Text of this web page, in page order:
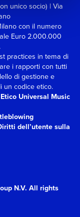
unico socio) | Via
con il numero
Euro 2.000.000
practices in tema di
i rapporti con tutti
di gestione e
un codice etico.
Universal Music
dell’utente sulla
N.V. All rights